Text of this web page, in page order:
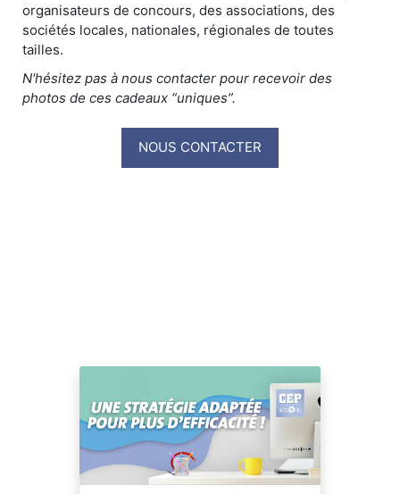
organisateurs de concours, des associations, des
sociétés locales, nationales, régionales de toutes
tailles.
N'hésitez pas à nous contacter pour recevoir des
photos de ces cadeaux “uniques”.
NOUS CONTACTER